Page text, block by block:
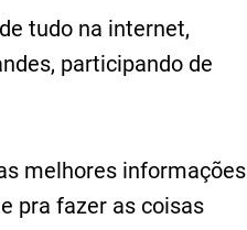
tudo na internet,
participando de
melhores informações
pra fazer as coisas